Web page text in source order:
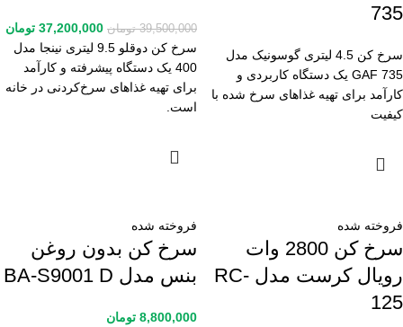
735
سرخ کن 4.5 لیتری گوسونیک مدل
GAF 735 یک دستگاه کاربردی و
کارآمد برای تهیه غذاهای سرخ شده با
کیفیت
39,500,000 تومان 37,200,000 تومان
سرخ کن دوقلو 9.5 لیتری نینجا مدل
400 یک دستگاه پیشرفته و کارآمد
برای تهیه غذاهای سرخ‌کردنی در خانه
است.
فروخته شده
سرخ کن 2800 وات
رویال کرست مدل RC-
125
فروخته شده
سرخ کن بدون روغن
بنس مدل BA-S9001 D
8,800,000 تومان